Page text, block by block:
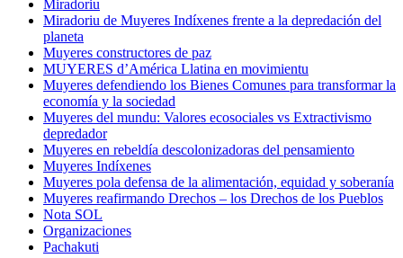
Miradoriu
Miradoriu de Muyeres Indíxenes frente a la depredación del
planeta
Muyeres constructores de paz
MUYERES d’América Llatina en movimientu
Muyeres defendiendo los Bienes Comunes para transformar la
economía y la sociedad
Muyeres del mundu: Valores ecosociales vs Extractivismo
depredador
Muyeres en rebeldía descolonizadoras del pensamiento
Muyeres Indíxenes
Muyeres pola defensa de la alimentación, equidad y soberanía
Muyeres reafirmando Drechos – los Drechos de los Pueblos
Nota SOL
Organizaciones
Pachakuti